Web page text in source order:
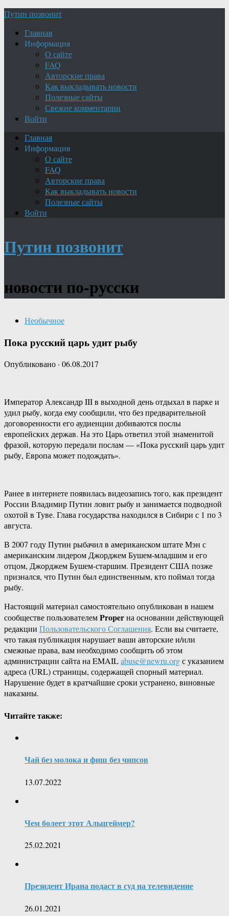
Путин позвонит
Главная
Информация
О сайте
FAQ
Авторские права
Как выкладывать новости
Полезные сайты
Свежие комментарии
Войти
Главная
Информация
О сайте
FAQ
Авторские права
Как выкладывать новости
Полезные сайты
Войти
Путин позвонит
новости по-русски
Необычное
Пока русский царь удит рыбу
Опубликовано · 06.08.2017
Император Александр III в выходной день отдыхал в парке и
удил рыбу, когда ему сообщили, что без предварительной
договоренности его аудиенции добиваются послы
европейских держав. На это Царь ответил этой знаменитой
фразой, которую передали послам — «Пока русский царь удит
рыбу, Европа может подождать».
Ранее в интернете появилась видеозапись того, как президент
России Владимир Путин ловит рыбу и занимается подводной
охотой в Туве. Глава государства находился в Сибири с 1 по 3
августа.
В 2007 году Путин рыбачил в американском штате Мэн с
американским лидером Джорджем Бушем-младшим и его
отцом, Джорджем Бушем-старшим. Президент США позже
признался, что Путин был единственным, кто поймал тогда
рыбу.
Настоящий материал самостоятельно опубликован в нашем
сообществе пользователемProperна основании действующей
редакции Пользовательского Соглашения. Если вы считаете,
что такая публикация нарушает ваши авторские и/или
смежные права, вам необходимо сообщить об этом
администрации сайта на EMAILabuse@newru.orgс указанием
адреса (URL) страницы, содержащей спорный материал.
Нарушение будет в кратчайшие сроки устранено, виновные
наказаны.
Читайте также:
Чай без молока и фиш без чипсов
13.07.2022
Чем болеет этот Альцгеймер?
25.02.2021
Президент Ирана подаст в суд на телевидение
26.01.2021